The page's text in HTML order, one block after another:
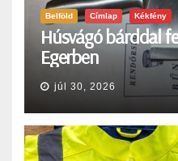
Belföld Címlap Kékfény
Húsvágó bárddal
Egerben
júl 30, 2026